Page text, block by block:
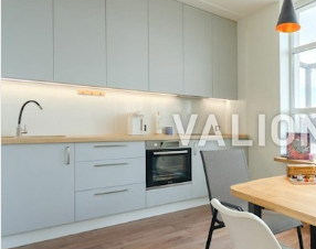
максимум корисної площі великі вікна
природного світла велика тераса 10 м²
зону) ідеальна база для реалізації
оренду Переваги ЖК UNIT Home: один із
сучасних житлових комплексів Києва
– все необхідне поряд розташування
центром IT та бізнесу закрита територія,
підземний паркінг сучасна архітектура та
користування розвинена внутрішня
ресторани, спорт, сервіси Інвестиційна
стабільний попит на оренду у цій локації
оптимальна площа потенціал зростання